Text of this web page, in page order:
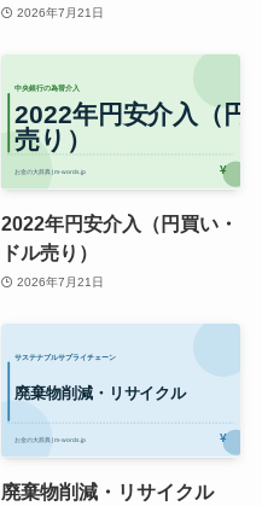
2026年7月21日
2022年円安介入（円買い・
ドル売り）
2026年7月21日
廃棄物削減・リサイクル